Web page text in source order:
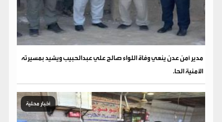
مدير أمن عدن ينعي وفاة اللواء صالح علي عبدالحبيب ويشيد بمسيرته
الأمنية الحا.
أخبار محلية